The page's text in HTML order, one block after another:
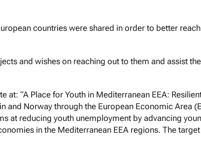
countries were shared in order to better
and wishes on reaching out to them and assist the
“A Place for Youth in Mediterranean EEA:
and Norway through the European Economic Area
at reducing youth unemployment by advancing
in the Mediterranean EEA regions. The